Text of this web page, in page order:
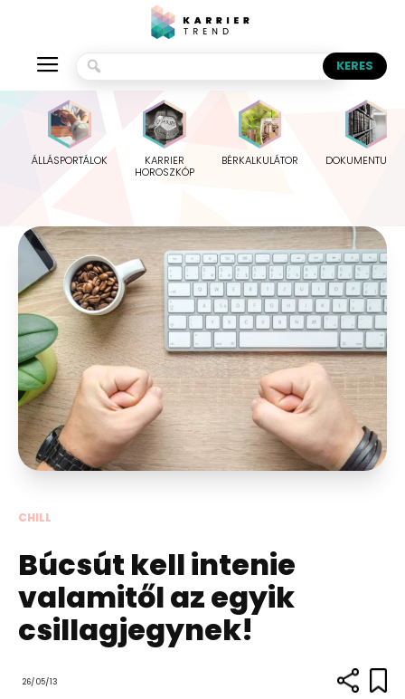
ÁLLÁSPORTÁLOK
KARRIER
HOROSZKÓP
BÉRKALKULÁTOR
CHILL
Búcsút kell intenie
valamitől az egyik
csillagjegynek!
26/05/13